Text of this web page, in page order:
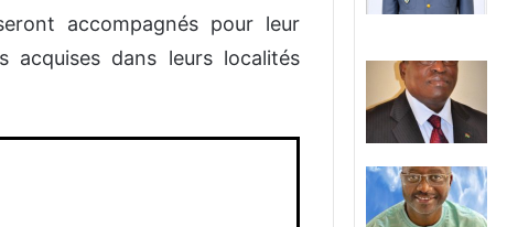
accompagnés pour leur
dans leurs localités